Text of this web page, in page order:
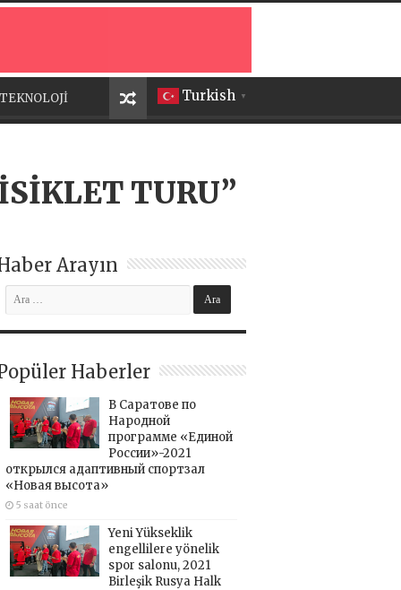
Turkish ▼
TEKNOLOJİ
TURU”
Arayın
Haberler
В Саратове по
Народной
программе «Единой
России»-2021
открылся адаптивный спортзал
«Новая высота»
5 saat önce
Yeni Yükseklik
engellilere yönelik
spor salonu, 2021
Birleşik Rusya Halk